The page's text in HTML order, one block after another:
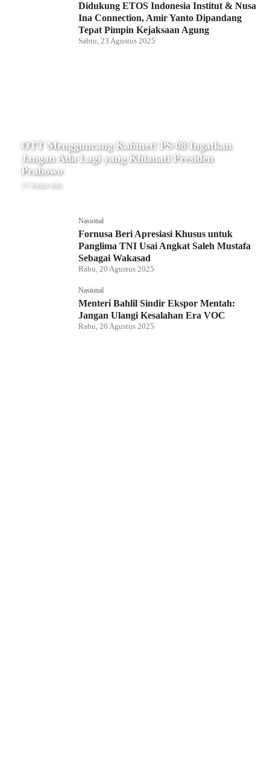
Didukung ETOS Indonesia Institut & Nusa
Ina Connection, Amir Yanto Dipandang
Tepat Pimpin Kejaksaan Agung
Sabtu, 23 Agustus 2025
OTT Mengguncang Kabinet! PS 08 Ingatkan
Jangan Ada Lagi yang Khianati Presiden
Prabowo
11 bulan lalu
Nasional
Fornusa Beri Apresiasi Khusus untuk
Panglima TNI Usai Angkat Saleh Mustafa
Sebagai Wakasad
Rabu, 20 Agustus 2025
Nasional
Menteri Bahlil Sindir Ekspor Mentah:
Jangan Ulangi Kesalahan Era VOC
Rabu, 20 Agustus 2025